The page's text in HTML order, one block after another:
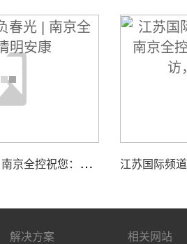
追
思致远，不负春光 | 南京全控祝您：清明安康
解决方案 相关网站